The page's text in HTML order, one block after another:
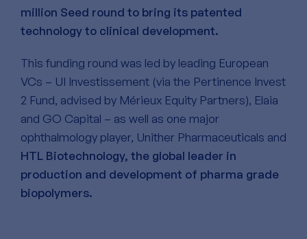
million Seed round to bring its patented
technology to clinical development.
This funding round was led by leading European
VCs – UI Investissement (via the Pertinence Invest
2 Fund, advised by Mérieux Equity Partners), Elaia
and GO Capital – as well as one major
ophthalmology player, Unither Pharmaceuticals and
HTL Biotechnology, the global leader in
production and development of pharma grade
biopolymers.